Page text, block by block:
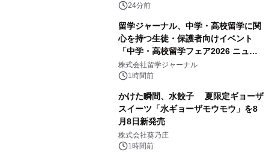
24分前
留学ジャーナル、中学・高校留学に関
心を持つ生徒・保護者向けイベント
「中学・高校留学フェア2026 ニュー
ジーランド＆オーストラリア」を
9/12(土)に開催
株式会社留学ジャーナル
1時間前
かけた瞬間、水餃子 夏限定ギョーザ
スイーツ「水ギョーザモウモウ」を8
月8日新発売
株式会社葵乃庄
1時間前